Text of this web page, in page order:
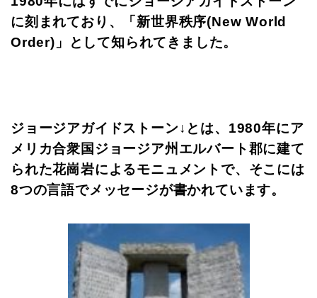
に刻まれており、「新世界秩序(New World
Order)」として知られてきました。
ジョージアガイドストーン↓とは、1980年にア
メリカ合衆国ジョージア州エルバート郡に建て
られた花崗岩によるモニュメントで、そこには
8つの言語でメッセージが書かれています。